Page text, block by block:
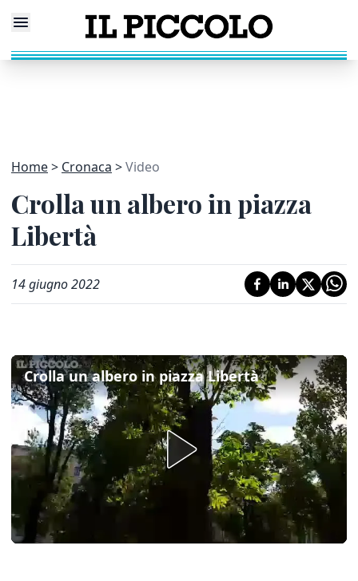
Home Cronaca Video
Crolla un albero in piazza
Libertà
14 giugno 2022
Crolla un albero in piazza Libertà